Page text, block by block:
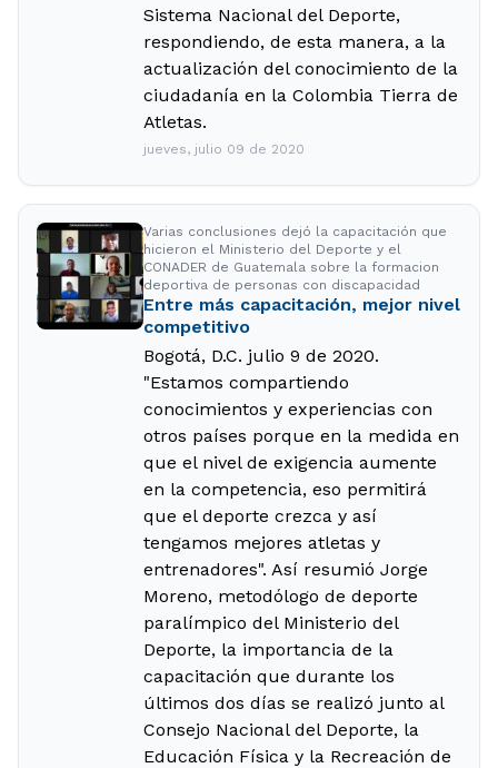
Sistema Nacional del Deporte,
respondiendo, de esta manera, a la
actualización del conocimiento de la
ciudadanía en la Colombia Tierra de
Atletas.
jueves, julio 09 de 2020
Varias conclusiones dejó la capacitación que
hicieron el Ministerio del Deporte y el
CONADER de Guatemala sobre la formacion
deportiva de personas con discapacidad
Entre más capacitación, mejor nivel
competitivo
Bogotá, D.C. julio 9 de 2020.
"Estamos compartiendo
conocimientos y experiencias con
otros países porque en la medida en
que el nivel de exigencia aumente
en la competencia, eso permitirá
que el deporte crezca y así
tengamos mejores atletas y
entrenadores". Así resumió Jorge
Moreno, metodólogo de deporte
paralímpico del Ministerio del
Deporte, la importancia de la
capacitación que durante los
últimos dos días se realizó junto al
Consejo Nacional del Deporte, la
Educación Física y la Recreación de